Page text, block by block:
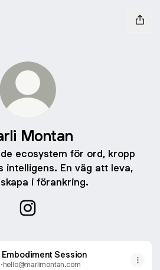
Montan
ecosystem för ord, kropp
intelligens. En väg att leva,
i förankring.
Embodiment Session
·hello@marlimontan.com